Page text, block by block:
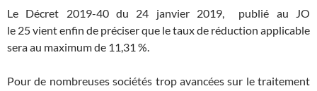
Le Décret 2019-40 du 24 janvier 2019, publié au JO
le 25 vient enfin de préciser que le taux de réduction applicable
sera au maximum de 11,31 %.
Pour de nombreuses sociétés trop avancées sur le traitement